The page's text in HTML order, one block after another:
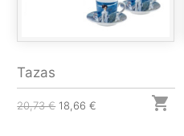
Tazas
20,73 € 18,66 € 